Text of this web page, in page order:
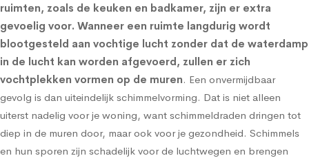
ruimten, zoals de keuken en badkamer, zijn er extra
gevoelig voor. Wanneer een ruimte langdurig wordt
blootgesteld aan vochtige lucht zonder dat de waterdamp
in de lucht kan worden afgevoerd, zullen er zich
vochtplekken vormen op de muren. Een onvermijdbaar
gevolg is dan uiteindelijk schimmelvorming. Dat is niet alleen
uiterst nadelig voor je woning, want schimmeldraden dringen tot
diep in de muren door, maar ook voor je gezondheid. Schimmels
en hun sporen zijn schadelijk voor de luchtwegen en brengen